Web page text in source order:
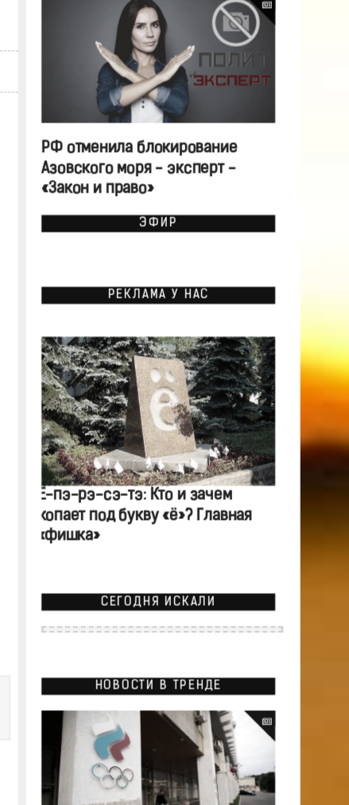
РФ отменила блокирование
Азовского моря - эксперт -
«Закон и право»
ЭФИР
РЕКЛАМА У НАС
Ё-пэ-рэ-сэ-тэ: Кто и зачем
копает под букву «ё»? Главная
«фишка»
СЕГОДНЯ ИСКАЛИ
НОВОСТИ В ТРЕНДЕ